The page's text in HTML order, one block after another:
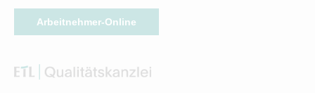
Arbeitnehmer-Online